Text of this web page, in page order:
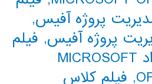
پروژه آفیس,
پروژه آفیس, فیلم
کلاس دانشگاه آزاد MICROSOFT
, فیلم کلاس